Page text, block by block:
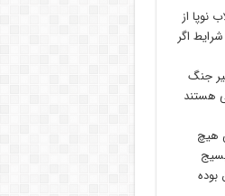
نوپا از
اگر
طور مستقیم درگیر جنگ
هستند
هیچ